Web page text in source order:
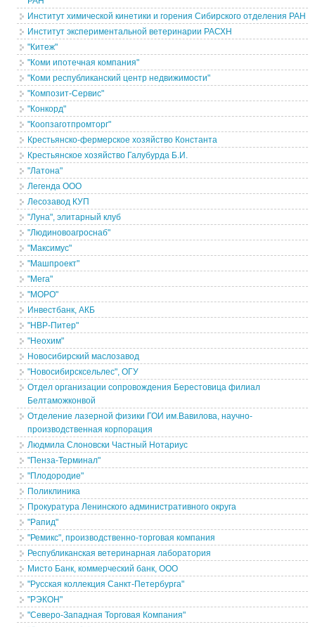
Институт химической кинетики и горения Сибирского отделения РАН
Институт экспериментальной ветеринарии РАСХН
"Китеж"
"Коми ипотечная компания"
"Коми республиканский центр недвижимости"
"Композит-Сервис"
"Конкорд"
"Коопзаготпромторг"
Крестьянско-фермерское хозяйство Константа
Крестьянское хозяйство Галубурда Б.И.
"Латона"
Легенда ООО
Лесозавод КУП
"Луна", элитарный клуб
"Людиновоагроснаб"
"Максимус"
"Машпроект"
"Мега"
"МОРО"
Инвестбанк, АКБ
"НВР-Питер"
"Неохим"
Новосибирский маслозавод
"Новосибирсксельлес", ОГУ
Отдел организации сопровождения Берестовица филиал
Белтаможконвой
Отделение лазерной физики ГОИ им.Вавилова, научно-
производственная корпорация
Людмила Слоновски Частный Нотариус
"Пенза-Терминал"
"Плодородие"
Поликлиника
Прокуратура Ленинского административного округа
"Рапид"
"Ремикс", производственно-торговая компания
Республиканская ветеринарная лаборатория
Мисто Банк, коммерческий банк, ООО
"Русская коллекция Санкт-Петербурга"
"РЭКОН"
"Северо-Западная Торговая Компания"